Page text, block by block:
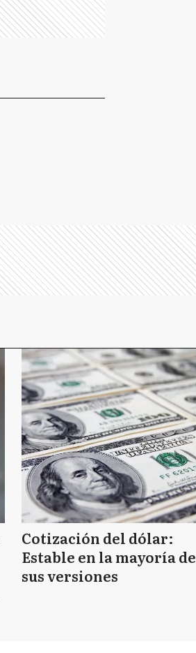
Cotización del dólar:
Estable en la mayoría de
sus versiones